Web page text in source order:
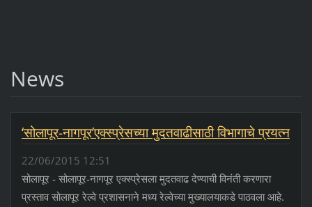
News
‘सोलापूर-नागपूर’एक्स्प्रेसच्या मुदतवाढीसाठी विभागाचे प्रयत्न
22/06/2015 12:51
सोलापूर - सोलापूर-नागपूर एक्स्प्रेसला मुदतवाढ देण्याची विनंती करणारा
प्रस्ताव सोलापूर रेल्वे प्रशासनाने मध्य रेल्वेच्या मुख्यालयाकडे पाठवला आहे.